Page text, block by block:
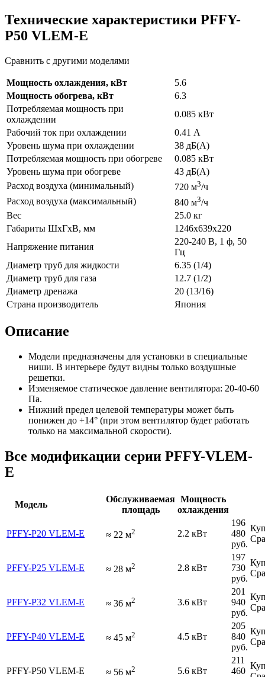
Технические характеристики PFFY-
P50 VLEM-E
Сравнить с другими моделями
Мощность охлаждения, кВт
5.6
Мощность обогрева, кВт
6.3
Потребляемая мощность при
охлаждении
0.085 кВт
Рабочий ток при охлаждении
0.41 А
Уровень шума при охлаждении
38 дБ(А)
Потребляемая мощность при обогреве
0.085 кВт
Уровень шума при обогреве
43 дБ(А)
Расход воздуха (минимальный)
720 м3/ч
Расход воздуха (максимальный)
840 м3/ч
Вес
25.0 кг
Габариты ШхГхВ, мм
1246x639x220
Напряжение питания
220-240 В, 1 ф, 50
Гц
Диаметр труб для жидкости
6.35 (1/4)
Диаметр труб для газа
12.7 (1/2)
Диаметр дренажа
20 (13/16)
Страна производитель
Япония
Описание
Модели предназначены для установки в специальные
ниши. В интерьере будут видны только воздушные
решетки.
Изменяемое статическое давление вентилятора: 20-40-60
Па.
Нижний предел целевой температуры может быть
понижен до +14° (при этом вентилятор будет работать
только на максимальной скорости).
Все модификации серии PFFY-VLEM-
E
Модель
Обслуживаемая
площадь
Мощность
охлаждения
PFFY-P20 VLEM-E ≈ 22 м2 2.2 кВт
196
480
руб.
PFFY-P25 VLEM-E ≈ 28 м2 2.8 кВт
197
730
руб.
PFFY-P32 VLEM-E ≈ 36 м2 3.6 кВт
201
940
руб.
PFFY-P40 VLEM-E ≈ 45 м2 4.5 кВт
205
840
руб.
PFFY-P50 VLEM-E ≈ 56 м2 5.6 кВт
211
460